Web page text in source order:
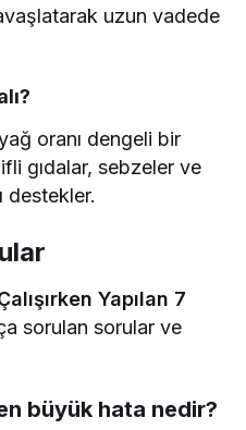
uzun vadede
oranı dengeli bir
gıdalar, sebzeler ve
destekler.
Yapılan 7
sorulan sorular ve
büyük hata nedir?